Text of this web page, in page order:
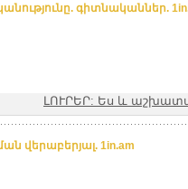
գիտնականներ.
ԼՈՒՐԵՐ: Ես և
վերաբերյալ. 1in.am